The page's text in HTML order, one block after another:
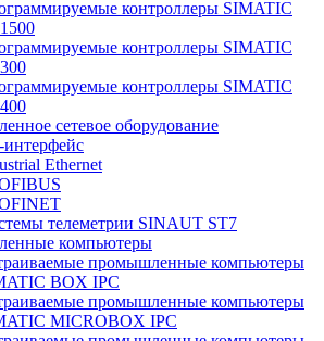
контроллеры SIMATIC
контроллеры SIMATIC
контроллеры SIMATIC
сетевое оборудование
Ethernet
телеметрии SINAUT ST7
компьютеры
промышленные компьютеры
BOX IPC
промышленные компьютеры
MICROBOX IPC